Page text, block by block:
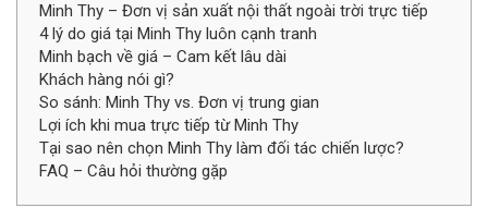
Minh Thy – Đơn vị sản xuất nội thất ngoài trời trực tiếp
4 lý do giá tại Minh Thy luôn cạnh tranh
Minh bạch về giá – Cam kết lâu dài
Khách hàng nói gì?
So sánh: Minh Thy vs. Đơn vị trung gian
Lợi ích khi mua trực tiếp từ Minh Thy
Tại sao nên chọn Minh Thy làm đối tác chiến lược?
FAQ – Câu hỏi thường gặp